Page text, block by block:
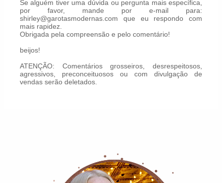
Se alguém tiver uma dúvida ou pergunta mais específica,
por favor, mande por e-mail para:
shirley@garotasmodernas.com que eu respondo com
mais rapidez.
Obrigada pela compreensão e pelo comentário!
beijos!
ATENÇÃO: Comentários grosseiros, desrespeitosos,
agressivos, preconceituosos ou com divulgação de
vendas serão deletados.